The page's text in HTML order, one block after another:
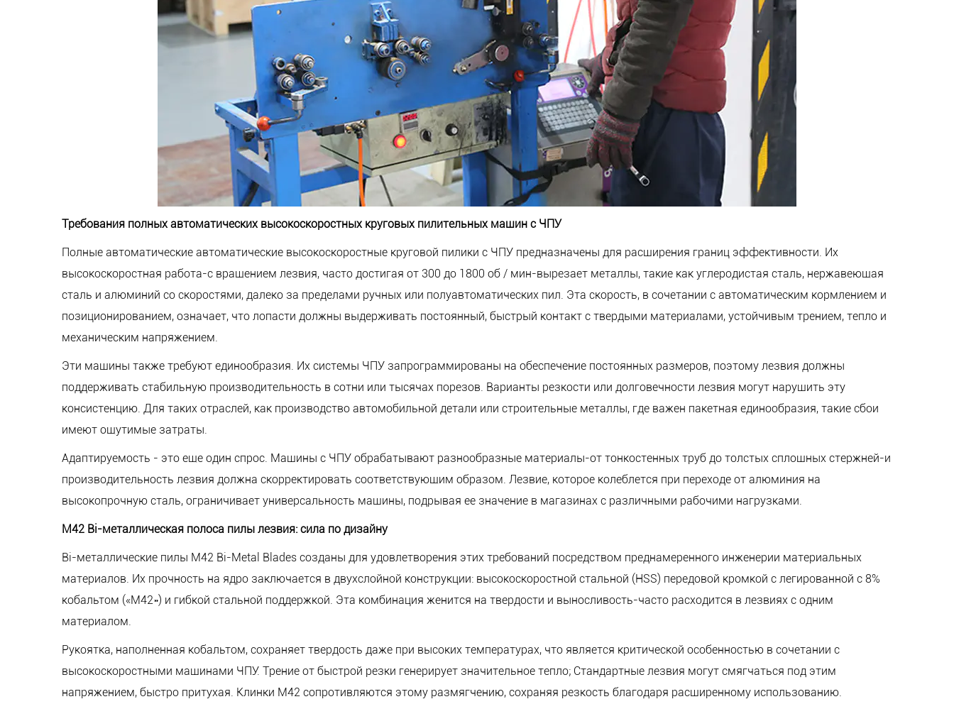
Требования полных автоматических высокоскоростных круговых пилительных машин с ЧПУ
Полные автоматические автоматические высокоскоростные круговой пилики с ЧПУ предназначены для расширения границ эффективности. Их
высокоскоростная работа-с вращением лезвия, часто достигая от 300 до 1800 об / мин-вырезает металлы, такие как углеродистая сталь, нержавеющая
сталь и алюминий со скоростями, далеко за пределами ручных или полуавтоматических пил. Эта скорость, в сочетании с автоматическим кормлением и
позиционированием, означает, что лопасти должны выдерживать постоянный, быстрый контакт с твердыми материалами, устойчивым трением, тепло и
механическим напряжением.
Эти машины также требуют единообразия. Их системы ЧПУ запрограммированы на обеспечение постоянных размеров, поэтому лезвия должны
поддерживать стабильную производительность в сотни или тысячах порезов. Варианты резкости или долговечности лезвия могут нарушить эту
консистенцию. Для таких отраслей, как производство автомобильной детали или строительные металлы, где важен пакетная единообразия, такие сбои
имеют ощутимые затраты.
Адаптируемость - это еще один спрос. Машины с ЧПУ обрабатывают разнообразные материалы-от тонкостенных труб до толстых сплошных стержней-и
производительность лезвия должна скорректировать соответствующим образом. Лезвие, которое колеблется при переходе от алюминия на
высокопрочную сталь, ограничивает универсальность машины, подрывая ее значение в магазинах с различными рабочими нагрузками.
M42 Bi-металлическая полоса пилы лезвия: сила по дизайну
Bi-металлические пилы M42 Bi-Metal Blades созданы для удовлетворения этих требований посредством преднамеренного инженерии материальных
материалов. Их прочность на ядро заключается в двухслойной конструкции: высокоскоростной стальной (HSS) передовой кромкой с легированной с 8%
кобальтом («M42») и гибкой стальной поддержкой. Эта комбинация женится на твердости и выносливость-часто расходится в лезвиях с одним
материалом.
Рукоятка, наполненная кобальтом, сохраняет твердость даже при высоких температурах, что является критической особенностью в сочетании с
высокоскоростными машинами ЧПУ. Трение от быстрой резки генерирует значительное тепло; Стандартные лезвия могут смягчаться под этим
напряжением, быстро притухая. Клинки M42 сопротивляются этому размягчению, сохраняя резкость благодаря расширенному использованию.